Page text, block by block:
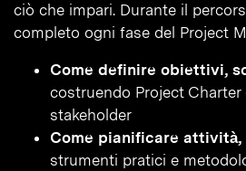
ciò che impari. Durante il
completo ogni fase del Project
Come definire obiettivi,
costruendo Project Charter
stakeholder
Come pianificare attività,
strumenti pratici e